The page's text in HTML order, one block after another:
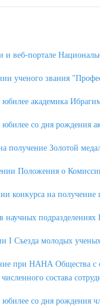
и веб-портале
ученого звания
академика
со дня рождения
получение Золотой
Положения о
конкурса на
научных
I Съезда молодых
при НАНА Общества с
состава
со дня рождения